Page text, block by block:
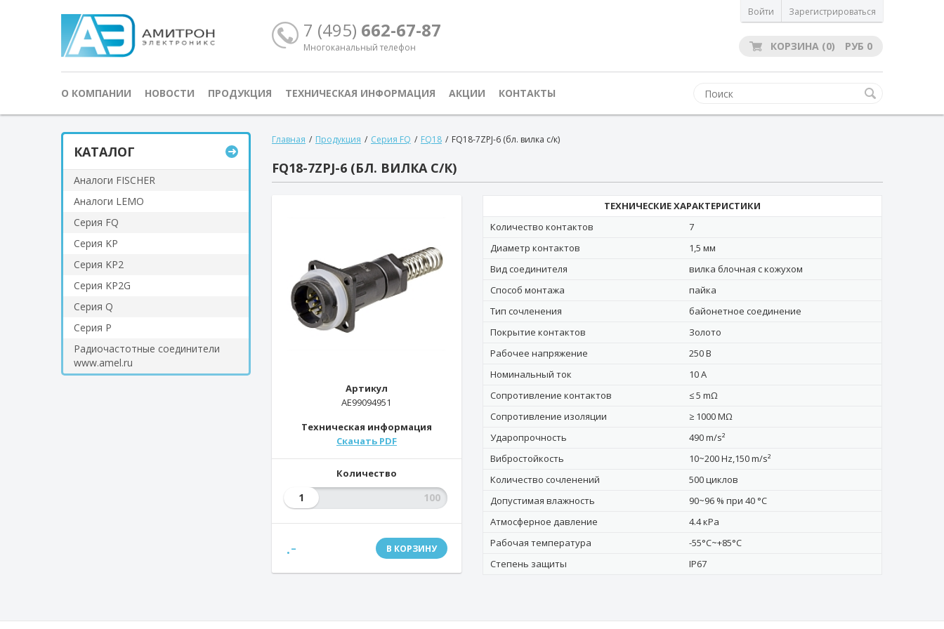
7 (495) 662-67-87
Многоканальный телефон
Войти Зарегистрироваться
КОРЗИНА (0) РУБ 0
О КОМПАНИИ НОВОСТИ ПРОДУКЦИЯ ТЕХНИЧЕСКАЯ ИНФОРМАЦИЯ АКЦИИ КОНТАКТЫ
КАТАЛОГ
Аналоги FISCHER
Аналоги LEMO
Серия FQ
Серия KP
Серия KP2
Серия KP2G
Серия Q
Серия Р
Радиочастотные соединители
www.amel.ru
Главная / Продукция / Серия FQ / FQ18 / FQ18-7ZPJ-6 (бл. вилка с/к)
FQ18-7ZPJ-6 (БЛ. ВИЛКА С/К)
Артикул
AE99094951
Техническая информация
Скачать PDF
Количество
1
.- В КОРЗИНУ
ТЕХНИЧЕСКИЕ ХАРАКТЕРИСТИКИ
Количество контактов
7
Диаметр контактов
1,5 мм
Вид соединителя
вилка блочная с кожухом
Способ монтажа
пайка
Тип сочленения
байонетное соединение
Покрытие контактов
Золото
Рабочее напряжение
250 В
Номинальный ток
10 А
Сопротивление контактов
≤ 5 mΩ
Сопротивление изоляции
≥ 1000 MΩ
Ударопрочность
490 m/s²
Вибростойкость
10~200 Hz,150 m/s²
Количество сочленений
500 циклов
Допустимая влажность
90~96 % при 40 °C
Атмосферное давление
4.4 кРa
Рабочая температура
-55°C~+85°C
Степень защиты
IP67